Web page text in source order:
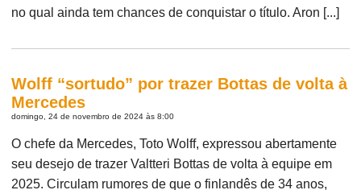
no qual ainda tem chances de conquistar o título. Aron [...]
Wolff “sortudo” por trazer Bottas de volta à
Mercedes
domingo, 24 de novembro de 2024 às 8:00
O chefe da Mercedes, Toto Wolff, expressou abertamente
seu desejo de trazer Valtteri Bottas de volta à equipe em
2025. Circulam rumores de que o finlandês de 34 anos,